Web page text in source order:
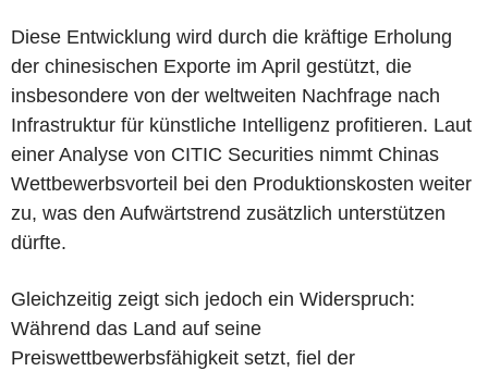
Diese Entwicklung wird durch die kräftige Erholung
der chinesischen Exporte im April gestützt, die
insbesondere von der weltweiten Nachfrage nach
Infrastruktur für künstliche Intelligenz profitieren. Laut
einer Analyse von CITIC Securities nimmt Chinas
Wettbewerbsvorteil bei den Produktionskosten weiter
zu, was den Aufwärtstrend zusätzlich unterstützen
dürfte.
Gleichzeitig zeigt sich jedoch ein Widerspruch:
Während das Land auf seine
Preiswettbewerbsfähigkeit setzt, fiel der